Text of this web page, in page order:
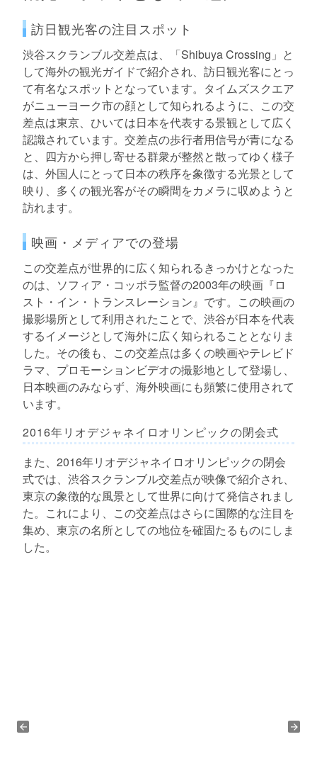
訪日観光客の注目スポット
渋谷スクランブル交差点は、「Shibuya Crossing」と
して海外の観光ガイドで紹介され、訪日観光客にとっ
て有名なスポットとなっています。タイムズスクエア
がニューヨーク市の顔として知られるように、この交
差点は東京、ひいては日本を代表する景観として広く
認識されています。交差点の歩行者用信号が青になる
と、四方から押し寄せる群衆が整然と散ってゆく様子
は、外国人にとって日本の秩序を象徴する光景として
映り、多くの観光客がその瞬間をカメラに収めようと
訪れます。
映画・メディアでの登場
この交差点が世界的に広く知られるきっかけとなった
のは、ソフィア・コッポラ監督の2003年の映画『ロ
スト・イン・トランスレーション』です。この映画の
撮影場所として利用されたことで、渋谷が日本を代表
するイメージとして海外に広く知られることとなりま
した。その後も、この交差点は多くの映画やテレビド
ラマ、プロモーションビデオの撮影地として登場し、
日本映画のみならず、海外映画にも頻繁に使用されて
います。
2016年リオデジャネイロオリンピックの閉会式
また、2016年リオデジャネイロオリンピックの閉会
式では、渋谷スクランブル交差点が映像で紹介され、
東京の象徴的な風景として世界に向けて発信されまし
た。これにより、この交差点はさらに国際的な注目を
集め、東京の名所としての地位を確固たるものにしま
した。